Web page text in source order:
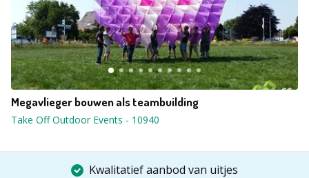
Megavlieger bouwen als teambuilding
Take Off Outdoor Events - 10940
Kwalitatief aanbod van uitjes